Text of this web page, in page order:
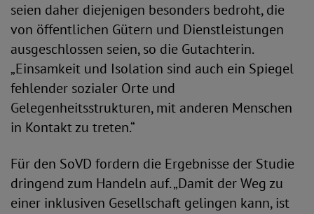
seien daher diejenigen besonders bedroht, die
von öffentlichen Gütern und Dienstleistungen
ausgeschlossen seien, so die Gutachterin.
„Einsamkeit und Isolation sind auch ein Spiegel
fehlender sozialer Orte und
Gelegenheitsstrukturen, mit anderen Menschen
in Kontakt zu treten.“
Für den SoVD fordern die Ergebnisse der Studie
dringend zum Handeln auf. „Damit der Weg zu
einer inklusiven Gesellschaft gelingen kann, ist